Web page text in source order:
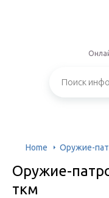
Home Оружие-
Оружие-
ткм